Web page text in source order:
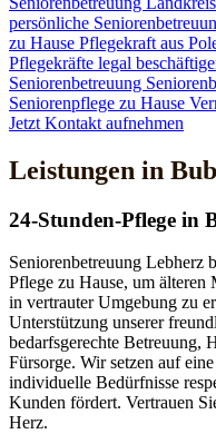
persönliche
zu Hause Pflegekraft aus
Pflegekräfte legal
Seniorenbetreuung
Seniorenpflege zu Hause
Jetzt Kontakt aufnehmen
Leistungen in
24-Stunden-Pflege in
Seniorenbetreuung Lebherz
Pflege zu Hause, um älteren
in vertrauter Umgebung zu
Unterstützung unserer
bedarfsgerechte Betreuung,
Fürsorge. Wir setzen auf
individuelle Bedürfnisse
Kunden fördert. Vertrauen
Herz.